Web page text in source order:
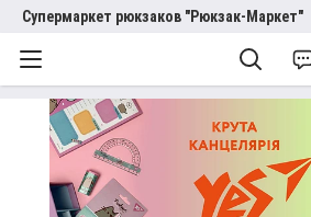
Супермаркет рюкзаков "Рюкзак-Маркет"